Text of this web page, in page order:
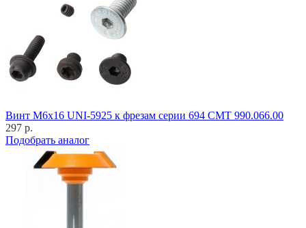
Винт M6x16 UNI-5925 к фрезам серии 694 CMT 990.066.00
297 р.
Подобрать аналог